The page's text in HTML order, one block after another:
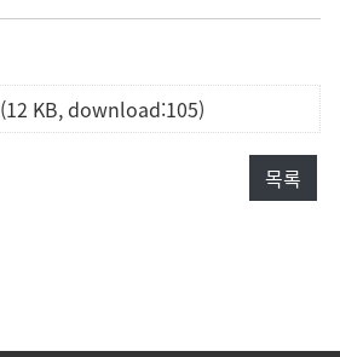
(12 KB, download:105)
목록